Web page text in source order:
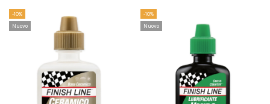
-10%
Nuovo
-10%
Nuovo